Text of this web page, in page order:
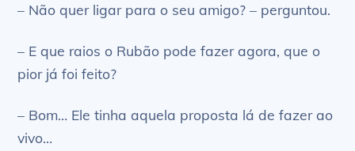
– Não quer ligar para o seu amigo? – perguntou.
– E que raios o Rubão pode fazer agora, que o
pior já foi feito?
– Bom… Ele tinha aquela proposta lá de fazer ao
vivo…